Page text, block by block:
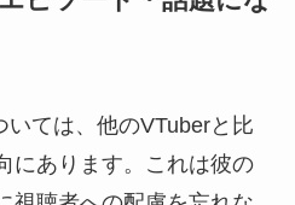
いては、他のVTuberと比
にあります。これは彼の